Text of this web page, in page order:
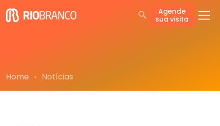
Agende
sua visita
Home Notícias